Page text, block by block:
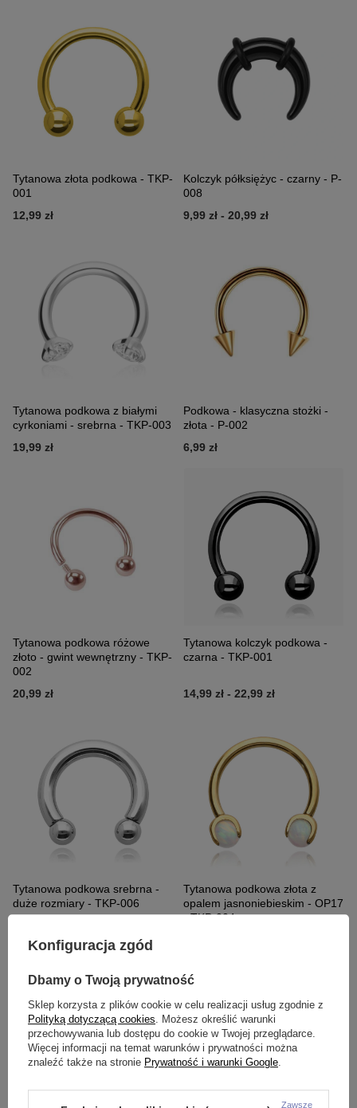
Tytanowa złota podkowa - TKP-
001
12,99 zł
Kolczyk półksiężyc - czarny - P-
008
9,99 zł - 20,99 zł
Tytanowa podkowa z białymi
cyrkoniami - srebrna - TKP-003
19,99 zł
Podkowa - klasyczna stożki -
złota - P-002
6,99 zł
Tytanowa podkowa różowe
złoto - gwint wewnętrzny - TKP-
002
20,99 zł
Tytanowa kolczyk podkowa -
czarna - TKP-001
14,99 zł - 22,99 zł
Tytanowa podkowa srebrna -
duże rozmiary - TKP-006
42,99 zł-94,99 zł
Tytanowa podkowa złota z
opalem jasnoniebieskim - OP17
- TKP-004
Konfiguracja zgód
Dbamy o Twoją prywatność
Sklep korzysta z plików cookie w celu realizacji usług zgodnie z
Polityką dotyczącą cookies. Możesz określić warunki
przechowywania lub dostępu do cookie w Twojej przeglądarce.
Więcej informacji na temat warunków i prywatności można
znaleźć także na stronie Prywatność i warunki Google.
Zawsze